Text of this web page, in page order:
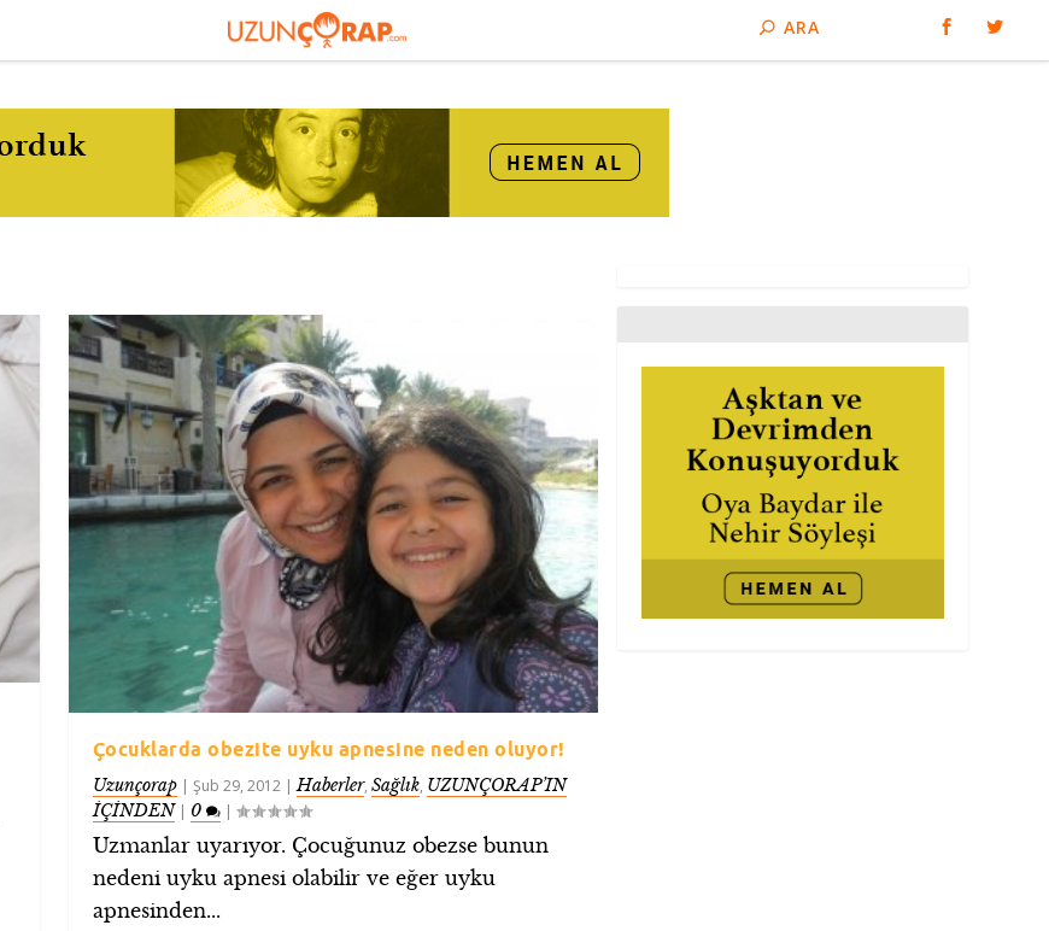
Çocuklarda obezite uyku apnesine neden oluyor!
Uzunçorap| Şub 29, 2012|Haberler, Sağlık, UZUNÇORAP’IN
İÇİNDEN| 0 |
Uzmanlar uyarıyor. Çocuğunuz obezse bunun
nedeni uyku apnesi olabilir ve eğer uyku
apnesinden...